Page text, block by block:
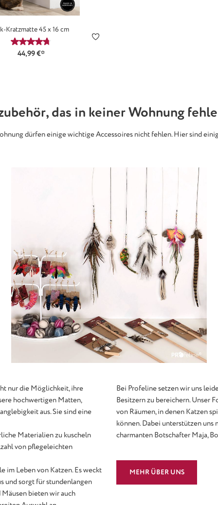
Sternen
Kratzmatte 45 x 16 cm
Durchschnittliche Bewertung von 4.84 von 5 Sternen
44,99 €*
das in keiner Wohnung
dürfen einige wichtige Accessoires nicht fehlen. Hier sind
nur die Möglichkeit, ihre
hochwertigen Matten,
aus. Sie sind eine
Materialien zu kuscheln
von pflegeleichten
im Leben von Katzen. Es weckt
und sorgt für stundenlangen
Mäusen bieten wir auch
Bei Profeline setzen wir uns
Besitzern zu bereichern. Unser
von Räumen, in denen Katzen
können. Dabei unterstützen uns
charmanten Botschafter Maja,
MEHR ÜBER UNS